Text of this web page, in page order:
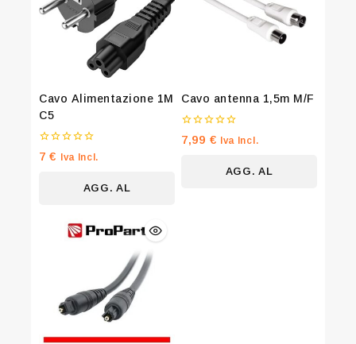
Cavo Alimentazione 1M
C5
0
su
7€ Iva Incl.
AGG. AL
Cavo antenna 1,5m M/F
0
su
7,99 € Iva Incl.
AGG. AL
Join our newsletter and get 20% off
your first order
offers and the latest fashion update.
By subscribing, you agree to our privacy policy.